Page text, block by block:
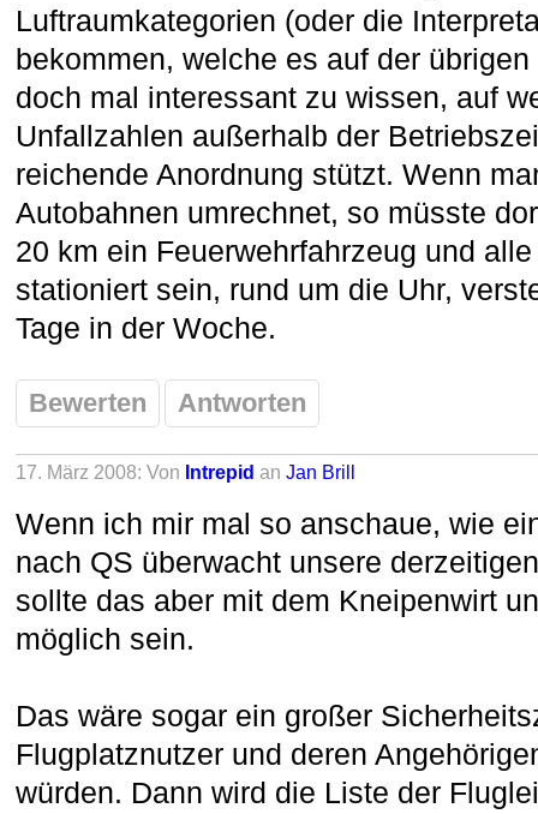
Luftraumkategorien (oder die
bekommen, welche es auf der
doch mal interessant zu wissen, auf
Unfallzahlen außerhalb der
reichende Anordnung stützt. Wenn
Autobahnen umrechnet, so müsste
20 km ein Feuerwehrfahrzeug und
stationiert sein, rund um die Uhr,
Tage in der Woche.
Bewerten Antworten
17. März 2008: Von Intrepid an Jan Brill
Wenn ich mir mal so anschaue, wie
nach QS überwacht unsere
sollte das aber mit dem Kneipenwirt
möglich sein.
Das wäre sogar ein großer
Flugplatznutzer und deren
würden. Dann wird die Liste der